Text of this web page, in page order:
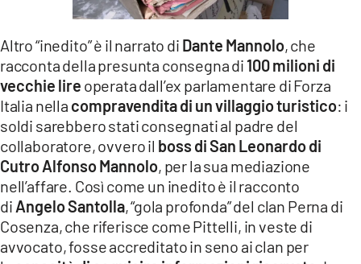
Altro “inedito” è il narrato di Dante Mannolo, che
racconta della presunta consegna di 100 milioni di
vecchie lire operata dall’ex parlamentare di Forza
Italia nella compravendita di un villaggio turistico: i
soldi sarebbero stati consegnati al padre del
collaboratore, ovvero il boss di San Leonardo di
Cutro Alfonso Mannolo, per la sua mediazione
nell’affare. Così come un inedito è il racconto
di Angelo Santolla, “gola profonda” del clan Perna di
Cosenza, che riferisce come Pittelli, in veste di
avvocato, fosse accreditato in seno ai clan per